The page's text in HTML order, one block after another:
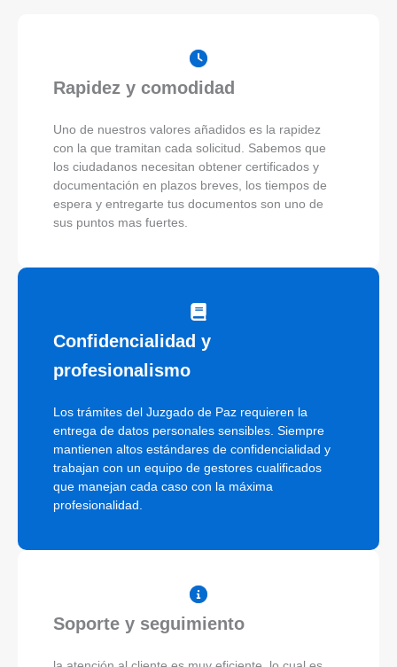
Rapidez y comodidad
Uno de nuestros valores añadidos es la rapidez
con la que tramitan cada solicitud. Sabemos que
los ciudadanos necesitan obtener certificados y
documentación en plazos breves, los tiempos de
espera y entregarte tus documentos son uno de
sus puntos mas fuertes.
Confidencialidad y
profesionalismo
Los trámites del Juzgado de Paz requieren la
entrega de datos personales sensibles. Siempre
mantienen altos estándares de confidencialidad y
trabajan con un equipo de gestores cualificados
que manejan cada caso con la máxima
profesionalidad.
Soporte y seguimiento